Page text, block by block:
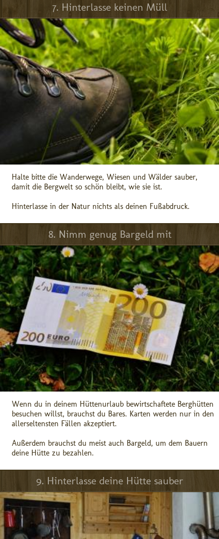
7. Hinterlasse keinen Müll
Halte bitte die Wanderwege, Wiesen und Wälder sauber,
damit die Bergwelt so schön bleibt, wie sie ist.
Hinterlasse in der Natur nichts als deinen Fußabdruck.
8. Nimm genug Bargeld mit
Wenn du in deinem Hüttenurlaub bewirtschaftete Berghütten
besuchen willst, brauchst du Bares. Karten werden nur in den
allerseltensten Fällen akzeptiert.
Außerdem brauchst du meist auch Bargeld, um dem Bauern
deine Hütte zu bezahlen.
9. Hinterlasse deine Hütte sauber